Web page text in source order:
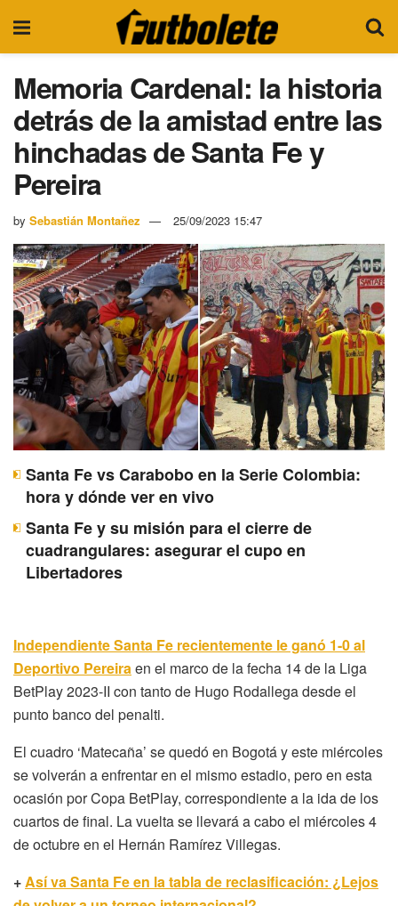
Memoria Cardenal: la historia
detrás de la amistad entre las
hinchadas de Santa Fe y
Pereira
by Sebastián Montañez 25/09/2023 15:47
Santa Fe vs Carabobo en la Serie Colombia:
hora y dónde ver en vivo
Santa Fe y su misión para el cierre de
cuadrangulares: asegurar el cupo en
Libertadores
Independiente Santa Fe recientemente le ganó 1-0 al
Deportivo Pereiraen el marco de la fecha 14 de la Liga
BetPlay 2023-II con tanto de Hugo Rodallega desde el
punto banco del penalti.
El cuadro ‘Matecaña’ se quedó en Bogotá y este miércoles
se volverán a enfrentar en el mismo estadio, pero en esta
ocasión por Copa BetPlay, correspondiente a la ida de los
cuartos de final. La vuelta se llevará a cabo el miércoles 4
de octubre en el Hernán Ramírez Villegas.
+Así va Santa Fe en la tabla de reclasificación: ¿Lejos